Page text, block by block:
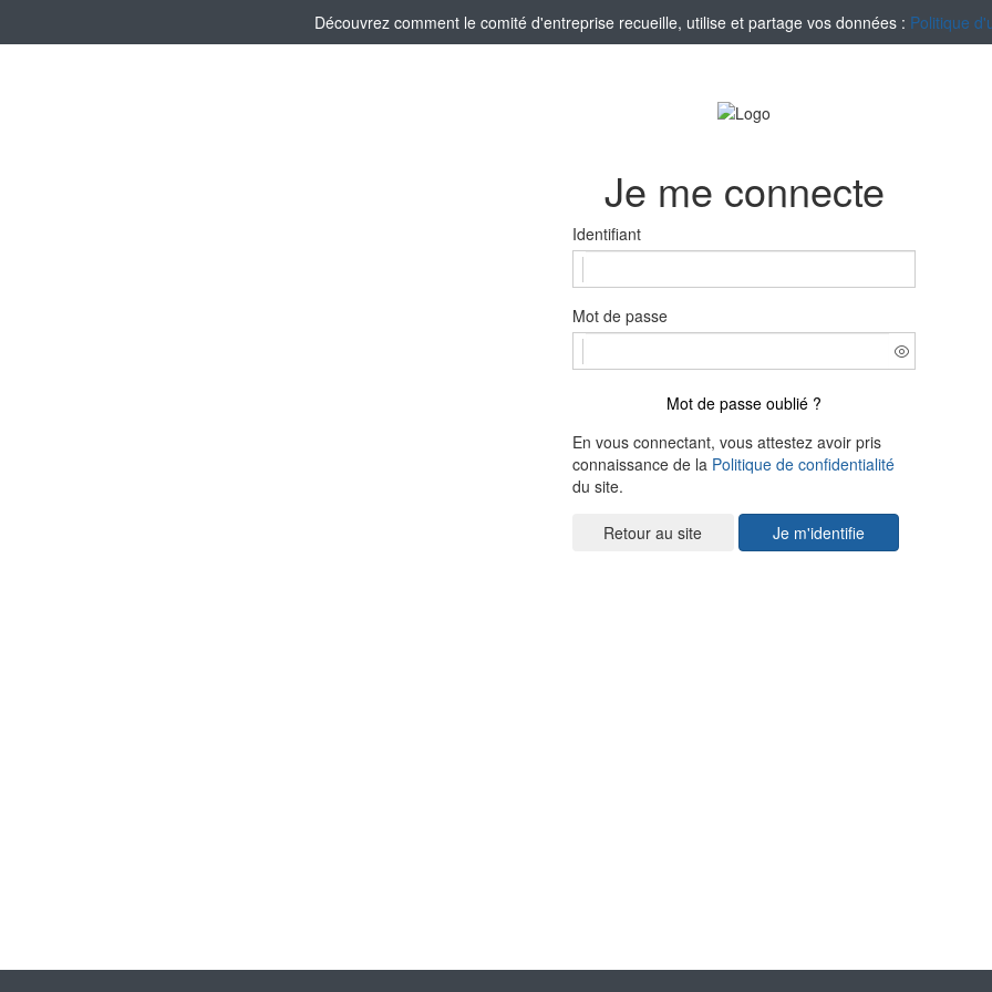
Découvrez comment le comité d'entreprise recueille, utilise et partage vos données : Politique
Je me connecte
Identifiant
Mot de passe
Mot de passe oublié ?
En vous connectant, vous attestez avoir pris
connaissance de la Politique de confidentialité
du site.
Je m'identifie